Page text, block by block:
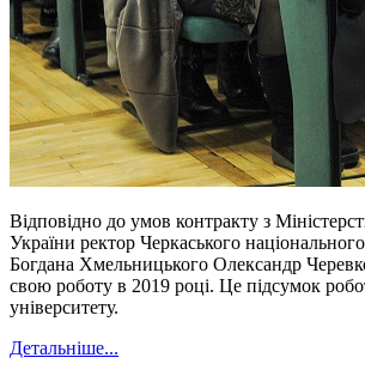
Відповідно до умов контракту з
України ректор Черкаського
Богдана Хмельницького Олександр
свою роботу в 2019 році. Це підсумок
університету.
Детальніше...